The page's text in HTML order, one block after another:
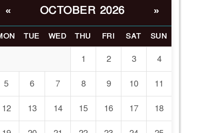
ইসলামী বিশ্ববিদ্যালয়র ৪৪
গোপন তৎপরতার অভিযোগ/
তদন্তে গঠিত হলো
৭
মাত্র ৯১ টন ভারতীয় মরিচেই
টাকা কেজি দাম কে ধরে
রেখেছিল?
« OCTOBER 2026 »
TUE WED THU FRI SAT SUN
1 2 3 4
5 6 7 8 9 10 11
12 13 14 15 16 17 18